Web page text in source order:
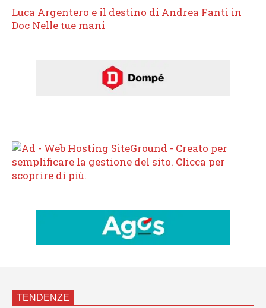
Luca Argentero e il destino di Andrea Fanti in
Doc Nelle tue mani
TENDENZE